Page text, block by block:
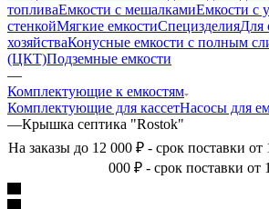
топливаЕмкости с мешалкамиЕмкости с
стенкойМягкие емкостиСпецизделияДля
хозяйстваКонусные емкости с полным
(ЦКТ)Подземные емкости
—
Комплектующие к емкостям
Комплектующие для кассетНасосы для
—Крышка септика "Rostok"
На заказы до 12 000 ₽ - срок поставки от
000 ₽ - срок поставки от